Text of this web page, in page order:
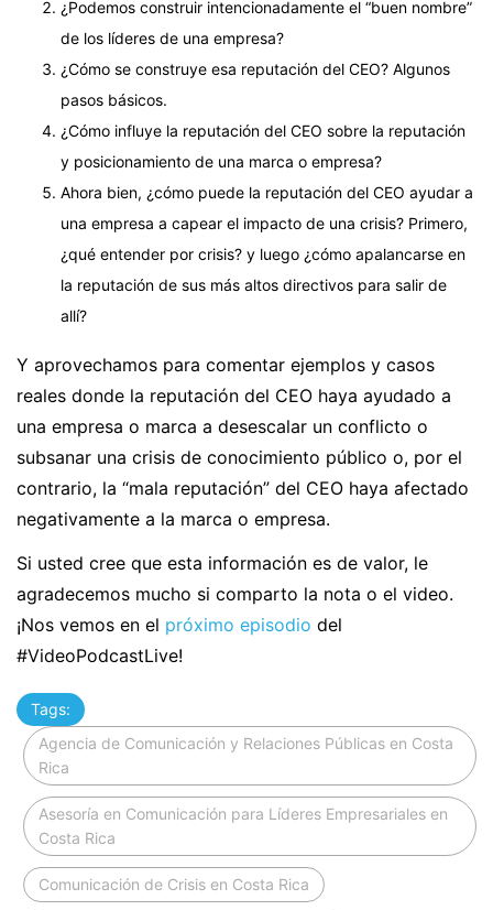
¿Podemos construir intencionadamente el “buen nombre”
de los líderes de una empresa?
¿Cómo se construye esa reputación del CEO? Algunos
pasos básicos.
¿Cómo influye la reputación del CEO sobre la reputación
y posicionamiento de una marca o empresa?
Ahora bien, ¿cómo puede la reputación del CEO ayudar a
una empresa a capear el impacto de una crisis? Primero,
¿qué entender por crisis? y luego ¿cómo apalancarse en
la reputación de sus más altos directivos para salir de
allí?
Y aprovechamos para comentar ejemplos y casos
reales donde la reputación del CEO haya ayudado a
una empresa o marca a desescalar un conflicto o
subsanar una crisis de conocimiento público o, por el
contrario, la “mala reputación” del CEO haya afectado
negativamente a la marca o empresa.
Si usted cree que esta información es de valor, le
agradecemos mucho si comparto la nota o el video.
¡Nos vemos en el próximo episodio del
#VideoPodcastLive!
Tags:
Agencia de Comunicación y Relaciones Públicas en Costa
Rica
Asesoría en Comunicación para Líderes Empresariales en
Costa Rica
Comunicación de Crisis en Costa Rica